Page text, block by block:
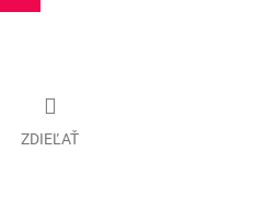
ZDIEĽAŤ